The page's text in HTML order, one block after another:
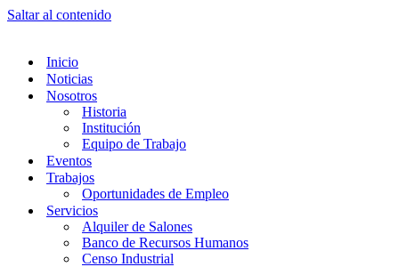
Saltar al contenido
Inicio
Noticias
Nosotros
Historia
Institución
Equipo de Trabajo
Eventos
Trabajos
Oportunidades de Empleo
Servicios
Alquiler de Salones
Banco de Recursos Humanos
Censo Industrial